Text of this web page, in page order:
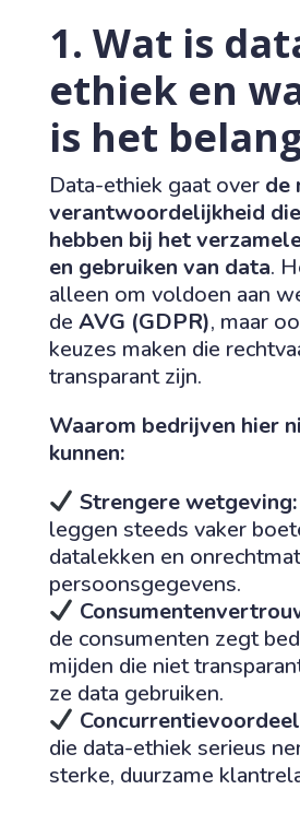
1. Wat is
ethiek en
is het
Data-ethiek gaat over de
verantwoordelijkheid
hebben bij het
en gebruiken van data.
alleen om voldoen aan
de AVG (GDPR), maar
keuzes maken die
transparant zijn.
Waarom bedrijven hier
kunnen:
Strengere wetgeving:
leggen steeds vaker
datalekken en
persoonsgegevens.
de consumenten zegt
mijden die niet
ze data gebruiken.
die data-ethiek serieus
sterke, duurzame